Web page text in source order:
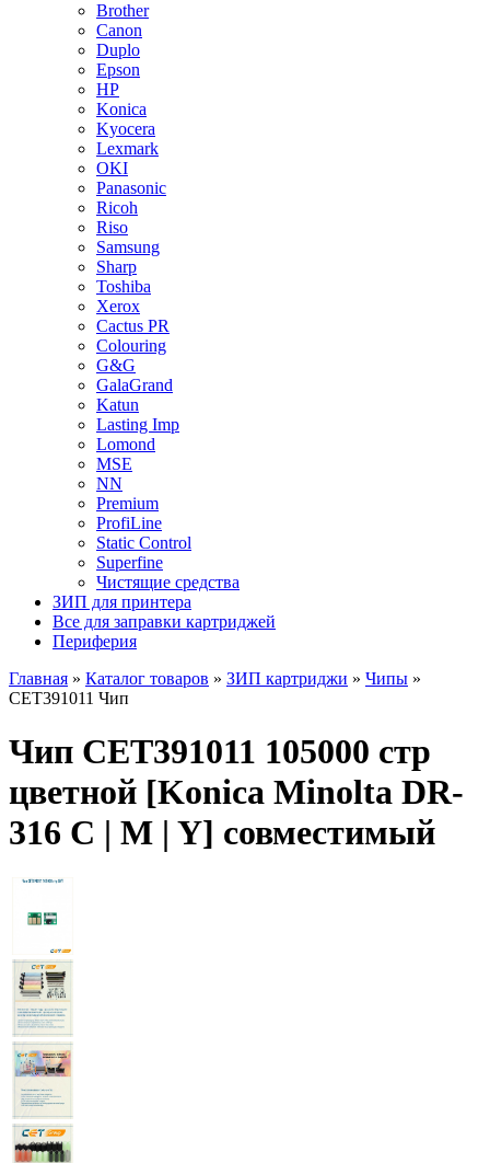
Brother
Canon
Duplo
Epson
HP
Konica
Kyocera
Lexmark
OKI
Panasonic
Ricoh
Riso
Samsung
Sharp
Toshiba
Xerox
Cactus PR
Colouring
G&G
GalaGrand
Katun
Lasting Imp
Lomond
MSE
NN
Premium
ProfiLine
Static Control
Superfine
Чистящие средства
ЗИП для принтера
Все для заправки картриджей
Периферия
Главная » Каталог товаров » ЗИП картриджи » Чипы »
CET391011 Чип
Чип CET391011 105000 стр
цветной [Konica Minolta DR-
316 C | M | Y] совместимый